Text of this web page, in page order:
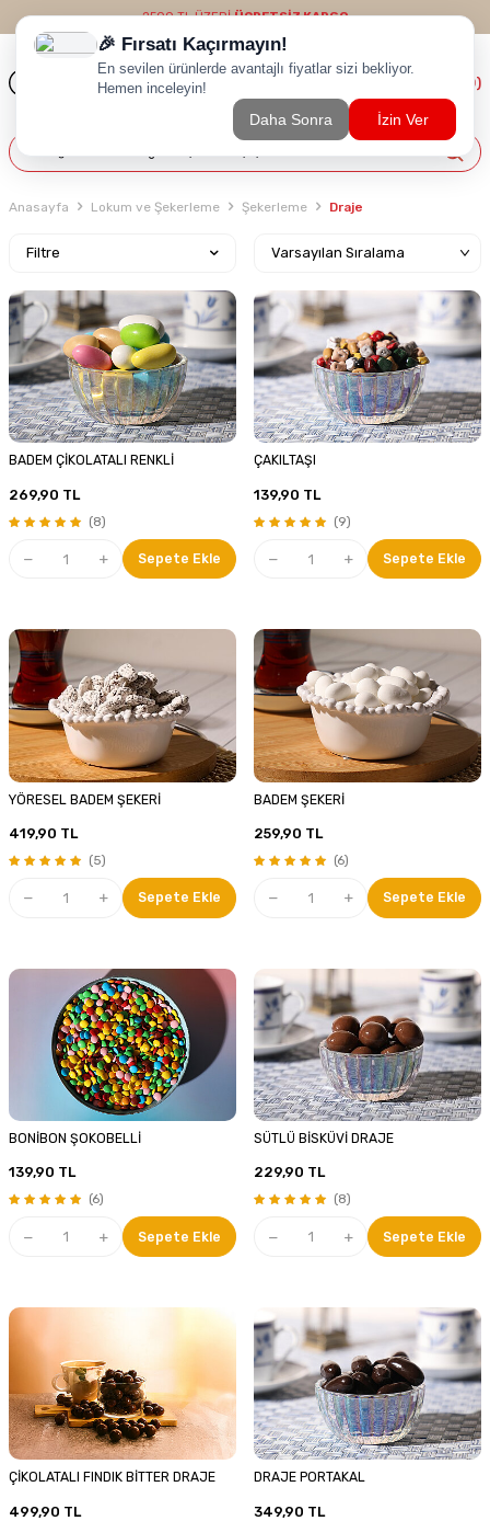
2500 TL ÜZERİÜCRETSİZ KARGO
0)
Anasayfa Lokum ve Şekerleme Şekerleme Draje
Filtre
BADEM ÇİKOLATALI RENKLİ
269,90 TL
(8)
Sepete Ekle
ÇAKILTAŞI
139,90 TL
(9)
Sepete Ekle
YÖRESEL BADEM ŞEKERİ
419,90 TL
(5)
Sepete Ekle
BADEM ŞEKERİ
259,90 TL
(6)
Sepete Ekle
BONİBON ŞOKOBELLİ
139,90 TL
(6)
Sepete Ekle
SÜTLÜ BİSKÜVİ DRAJE
229,90 TL
(8)
Sepete Ekle
ÇİKOLATALI FINDIK BİTTER DRAJE
499,90 TL
DRAJE PORTAKAL
349,90 TL